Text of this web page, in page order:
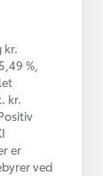
%,
kr.
er
ved